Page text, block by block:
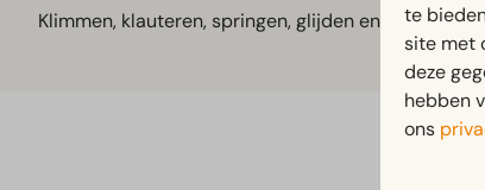
Klimmen, klauteren, springen, glijden en spelen…
te
site met
deze
hebben
ons